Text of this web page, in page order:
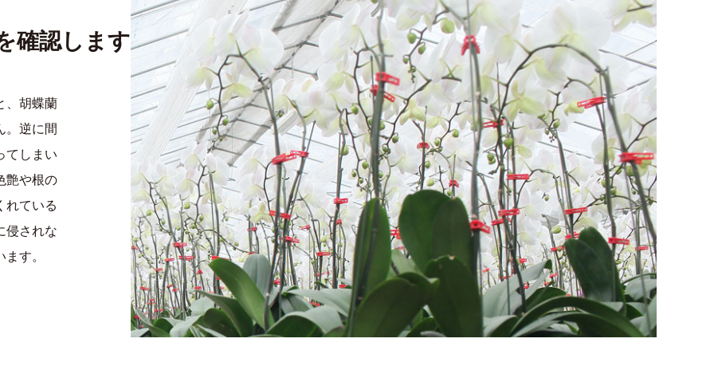
確認します。
、胡蝶蘭
。逆に間
てしまい
艶や根の
れている
侵されな
す。